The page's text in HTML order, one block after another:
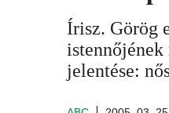
Írisz. Görög
jelentése: